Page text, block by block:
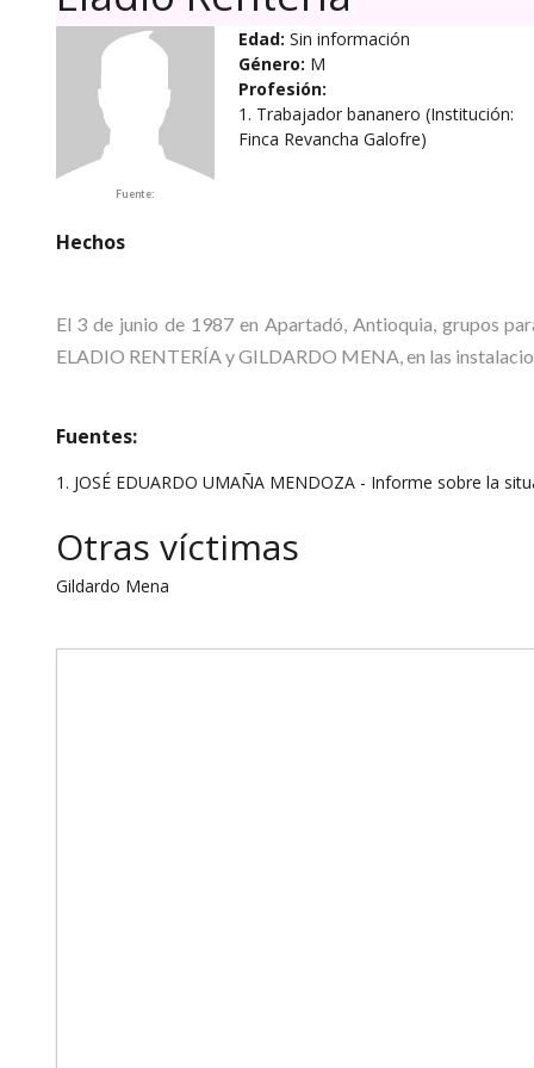
Fuente:
Edad: Sin información
Género: M
Profesión:
1. Trabajador bananero (Institución:
Finca Revancha Galofre)
Hechos
El 3 de junio de 1987 en Apartadó, Antioquia, grupos
ELADIO RENTERÍA y GILDARDO MENA, en las
Fuentes:
1. JOSÉ EDUARDO UMAÑA MENDOZA - Informe sobre la
Otras víctimas
Gildardo Mena